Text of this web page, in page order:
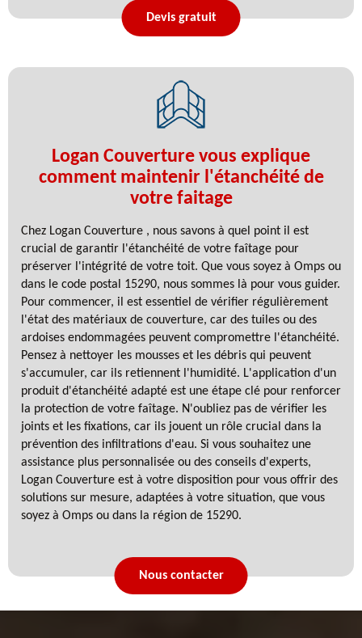
Devis gratuit
Logan Couverture vous explique
comment maintenir l'étanchéité de
votre faitage
Chez Logan Couverture , nous savons à quel point il est
crucial de garantir l'étanchéité de votre faîtage pour
préserver l'intégrité de votre toit. Que vous soyez à Omps ou
dans le code postal 15290, nous sommes là pour vous guider.
Pour commencer, il est essentiel de vérifier régulièrement
l'état des matériaux de couverture, car des tuiles ou des
ardoises endommagées peuvent compromettre l'étanchéité.
Pensez à nettoyer les mousses et les débris qui peuvent
s'accumuler, car ils retiennent l'humidité. L'application d'un
produit d'étanchéité adapté est une étape clé pour renforcer
la protection de votre faîtage. N'oubliez pas de vérifier les
joints et les fixations, car ils jouent un rôle crucial dans la
prévention des infiltrations d'eau. Si vous souhaitez une
assistance plus personnalisée ou des conseils d'experts,
Logan Couverture est à votre disposition pour vous offrir des
solutions sur mesure, adaptées à votre situation, que vous
soyez à Omps ou dans la région de 15290.
Nous contacter